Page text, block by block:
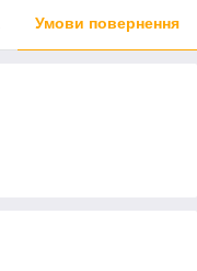
Умови повернення